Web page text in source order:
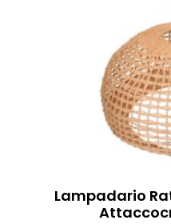
Lampadario